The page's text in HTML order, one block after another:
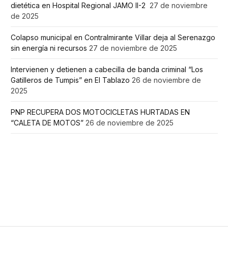
dietética en Hospital Regional JAMO II-2 27 de noviembre
de 2025
Colapso municipal en Contralmirante Villar deja al Serenazgo
sin energía ni recursos 27 de noviembre de 2025
Intervienen y detienen a cabecilla de banda criminal “Los
Gatilleros de Tumpis” en El Tablazo 26 de noviembre de
2025
PNP RECUPERA DOS MOTOCICLETAS HURTADAS EN
“CALETA DE MOTOS” 26 de noviembre de 2025